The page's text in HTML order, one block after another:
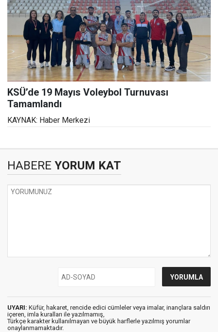
KSÜ’de 19 Mayıs Voleybol Turnuvası
Tamamlandı
KAYNAK: Haber Merkezi
HABERE YORUM KAT
UYARI: Küfür, hakaret, rencide edici cümleler veya imalar, inançlara saldırı
içeren, imla kuralları ile yazılmamış,
Türkçe karakter kullanılmayan ve büyük harflerle yazılmış yorumlar
onaylanmamaktadır.